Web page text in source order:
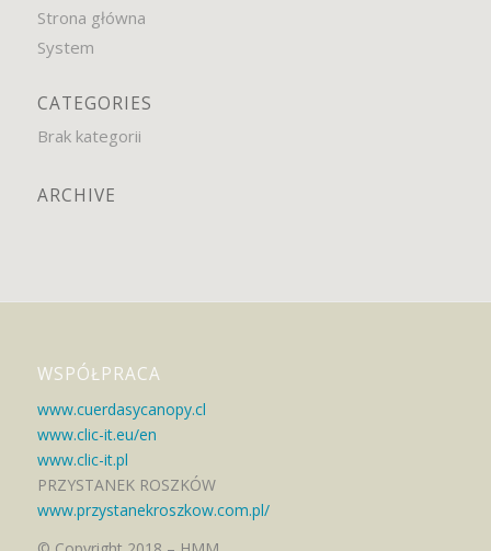
Strona główna
System
CATEGORIES
Brak kategorii
ARCHIVE
WSPÓŁPRACA
www.cuerdasycanopy.cl
www.clic-it.eu/en
www.clic-it.pl
PRZYSTANEK ROSZKÓW
www.przystanekroszkow.com.pl/